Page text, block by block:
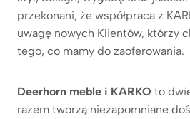
przekonani, że współpraca z
uwagę nowych Klientów, którzy
tego, co mamy do zaoferowania.
Deerhorn meble i KARKO to
razem tworzą niezapomniane